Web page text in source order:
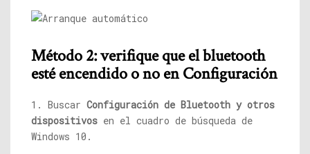
Método 2: verifique que el bluetooth
esté encendido o no en Configuración
1. Buscar Configuración de Bluetooth y otros
dispositivos en el cuadro de búsqueda de
Windows 10.